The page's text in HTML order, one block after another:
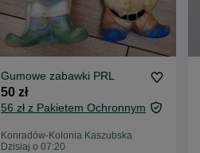
Gumowe zabawki PRL
50 zł
56 zł z Pakietem Ochronnym
Konradów-Kolonia Kaszubska
Dzisiaj o 07:20